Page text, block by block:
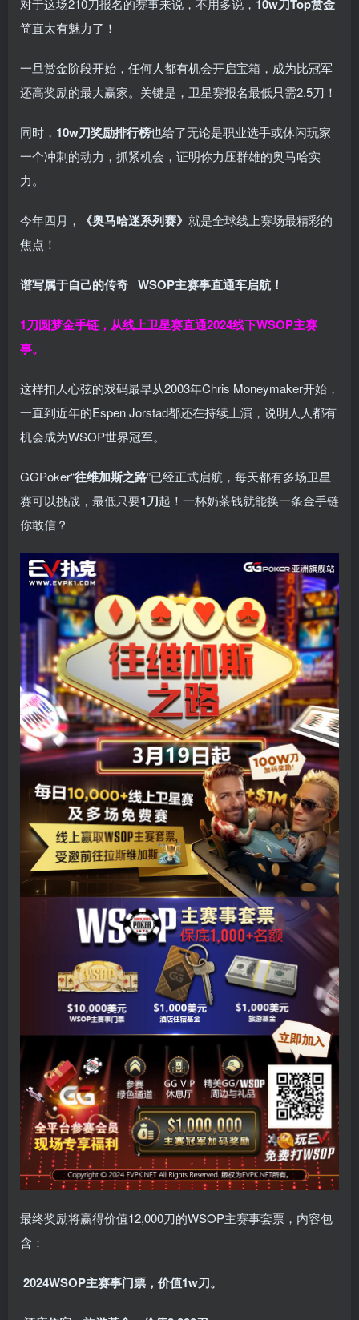
对于这场210刀报名的赛事来说，不用多说， 10w刀Top赏金
简直太有魅力了！
一旦赏金阶段开始，任何人都有机会开启宝箱，成为比冠军
还高奖励的最大赢家。关键是，卫星赛报名最低只需2.5刀！
同时， 10w刀奖励排行榜也给了无论是职业选手或休闲玩家
一个冲刺的动力，抓紧机会，证明你力压群雄的奥马哈实
力。
今年四月， 《奥马哈迷系列赛》 就是全球线上赛场最精彩的
焦点！
谱写属于自己的传奇 WSOP主赛事直通车启航！
1刀圆梦金手链，从线上卫星赛直通2024线下WSOP主赛
事。
这样扣人心弦的戏码最早从2003年Chris Moneymaker开始，
一直到近年的Espen Jorstad都还在持续上演，说明人人都有
机会成为WSOP世界冠军。
GGPoker“往维加斯之路”已经正式启航，每天都有多场卫星
赛可以挑战，最低只要1刀起！一杯奶茶钱就能换一条金手链
你敢信？
最终奖励将赢得价值12,000刀的WSOP主赛事套票，内容包
含：
2024WSOP主赛事门票，价值1w刀。